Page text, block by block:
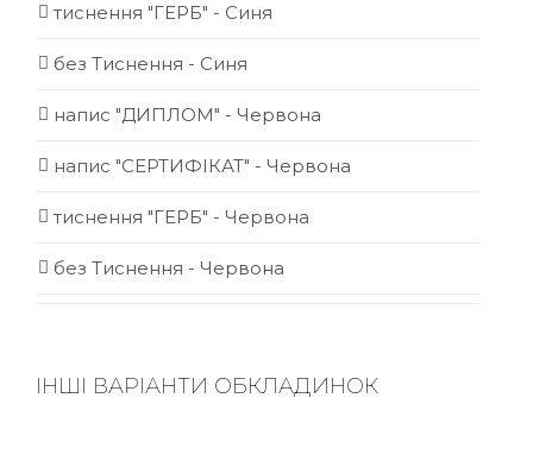
тиснення "ГЕРБ" - Синя
без Тиснення - Синя
напис "ДИПЛОМ" - Червона
напис "СЕРТИФІКАТ" - Червона
тиснення "ГЕРБ" - Червона
без Тиснення - Червона
ІНШІ ВАРІАНТИ ОБКЛАДИНОК